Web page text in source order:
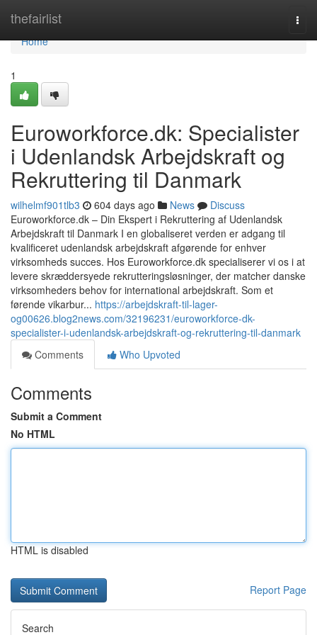
thefairlist
Home
Home
1
Euroworkforce.dk: Specialister
i Udenlandsk Arbejdskraft og
Rekruttering til Danmark
wilhelmf901tlb3 604 days ago News
Discuss
Euroworkforce.dk – Din Ekspert i Rekruttering af Udenlandsk
Arbejdskraft til Danmark I en globaliseret verden er adgang til
kvalificeret udenlandsk arbejdskraft afgørende for enhver
virksomheds succes. Hos Euroworkforce.dk specialiserer vi os i at
levere skræddersyede rekrutteringsløsninger, der matcher danske
virksomheders behov for international arbejdskraft. Som et
førende vikarbur... https://arbejdskraft-til-lager-
og00626.blog2news.com/32196231/euroworkforce-dk-
specialister-i-udenlandsk-arbejdskraft-og-rekruttering-til-danmark
Comments
Who Upvoted
Comments
Submit a Comment
No HTML
HTML is disabled
Report Page
Search